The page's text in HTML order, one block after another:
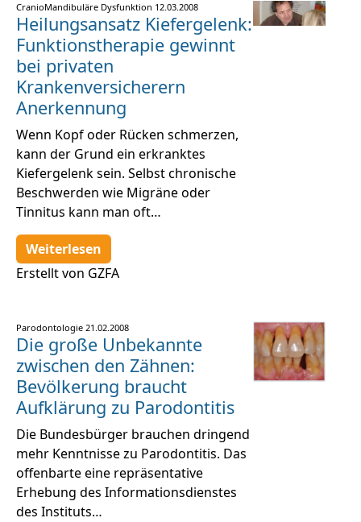
CranioMandibuläre Dysfunktion 12.03.2008
Heilungsansatz Kiefergelenk:
Funktionstherapie gewinnt
bei privaten
Krankenversicherern
Anerkennung
Wenn Kopf oder Rücken schmerzen,
kann der Grund ein erkranktes
Kiefergelenk sein. Selbst chronische
Beschwerden wie Migräne oder
Tinnitus kann man oft…
Weiterlesen
Erstellt von GZFA
Parodontologie 21.02.2008
Die große Unbekannte
zwischen den Zähnen:
Bevölkerung braucht
Aufklärung zu Parodontitis
Die Bundesbürger brauchen dringend
mehr Kenntnisse zu Parodontitis. Das
offenbarte eine repräsentative
Erhebung des Informationsdienstes
des Instituts…